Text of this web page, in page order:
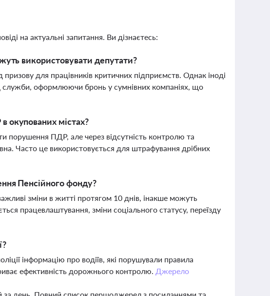
на актуальні запитання. Ви дізнаєтесь:
використовувати депутати?
для працівників критичних підприємств. Однак іноді
служби, оформлюючи бронь у сумнівних компаніях, що
окупованих містах?
порушення ПДР, але через відсутність контролю та
Часто це використовується для штрафування дрібних
Пенсійного фонду?
зміни в житті протягом 10 днів, інакше можуть
працевлаштування, зміни соціального статусу, переїзду
інформацію про водіїв, які порушували правила
ефективність дорожнього контролю. Джерело